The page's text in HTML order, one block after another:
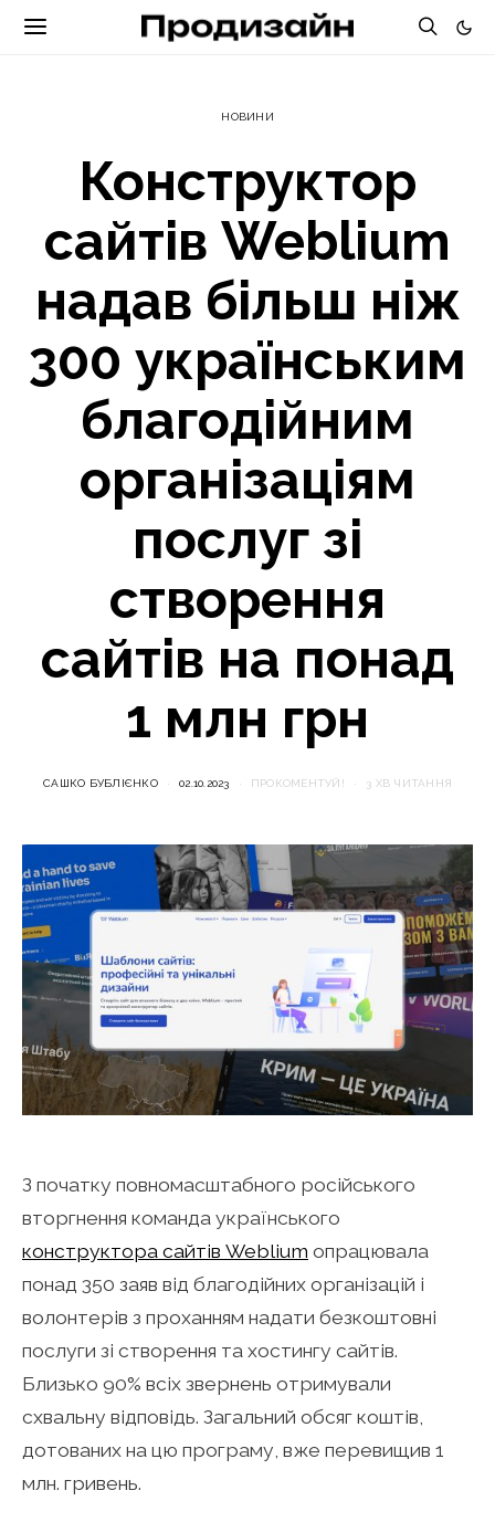
НОВИНИ
Конструктор
сайтів Weblium
надав більш ніж
300 українським
благодійним
організаціям
послуг зі
створення
сайтів на понад
1 млн грн
САШКО БУБЛІЄНКО 02.10.2023 ПРОКОМЕНТУЙ! 3 ХВ ЧИТАННЯ
З початку повномасштабного російського
вторгнення команда українського
конструктора сайтів Weblium опрацювала
понад 350 заяв від благодійних організацій і
волонтерів з проханням надати безкоштовні
послуги зі створення та хостингу сайтів.
Близько 90% всіх звернень отримували
схвальну відповідь. Загальний обсяг коштів,
дотованих на цю програму, вже перевищив 1
млн. гривень.